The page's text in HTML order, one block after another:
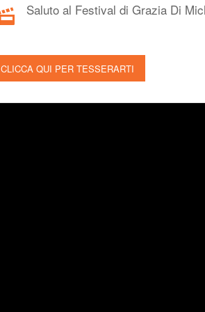
Saluto al Festival di Grazia Di
CLICCA QUI PER TESSERARTI